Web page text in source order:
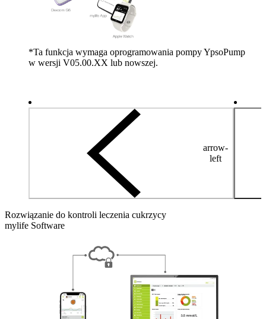
*Ta funkcja wymaga oprogramowania pompy YpsoPump
w wersji V05.00.XX lub nowszej.
arrow-
left
Rozwiązanie do kontroli leczenia cukrzycy
mylife Software